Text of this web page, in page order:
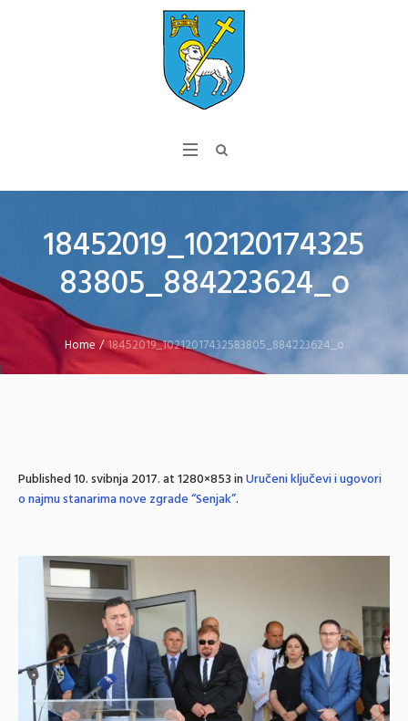
18452019_102120174325
83805_884223624_o
Home /18452019_10212017432583805_884223624_o
Published10. svibnja 2017.at 1280×853 inUručeni ključevi i ugovori
o najmu stanarima nove zgrade “Senjak”.